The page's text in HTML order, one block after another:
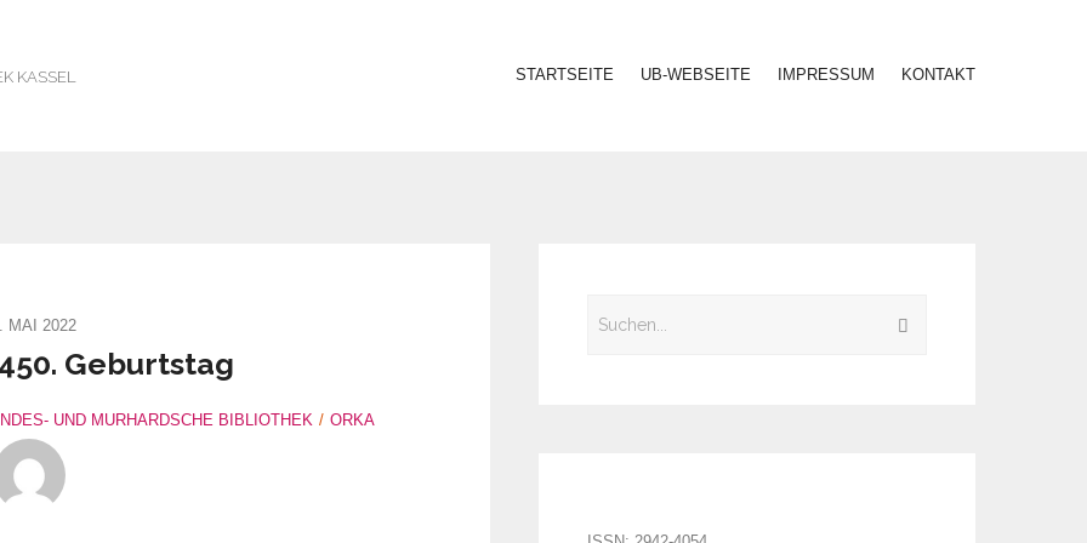
KASSEL STARTSEITE UB-WEBSEITE IMPRESSUM KONTAKT
MAI 2022
Geburtstag
UND MURHARDSCHE BIBLIOTHEK ORKA